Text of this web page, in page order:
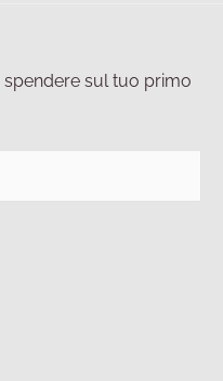
spendere sul tuo primo